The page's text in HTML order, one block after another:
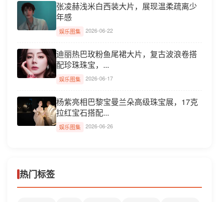
张凌赫浅米白西装大片，展现温柔疏离少
年感
娱乐图集 2026-06-22
迪丽热巴玫粉鱼尾裙大片，复古波浪卷搭
配珍珠珠宝，...
娱乐图集 2026-06-17
杨紫亮相巴黎宝曼兰朵高级珠宝展，17克
拉红宝石搭配...
娱乐图集 2026-06-26
热门标签